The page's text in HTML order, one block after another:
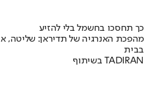
כך תחסכו בחשמל בלי להזיע
מהפכת האנרגיה של תדיראן: שליטה,
בבית
בשיתוף TADIRAN